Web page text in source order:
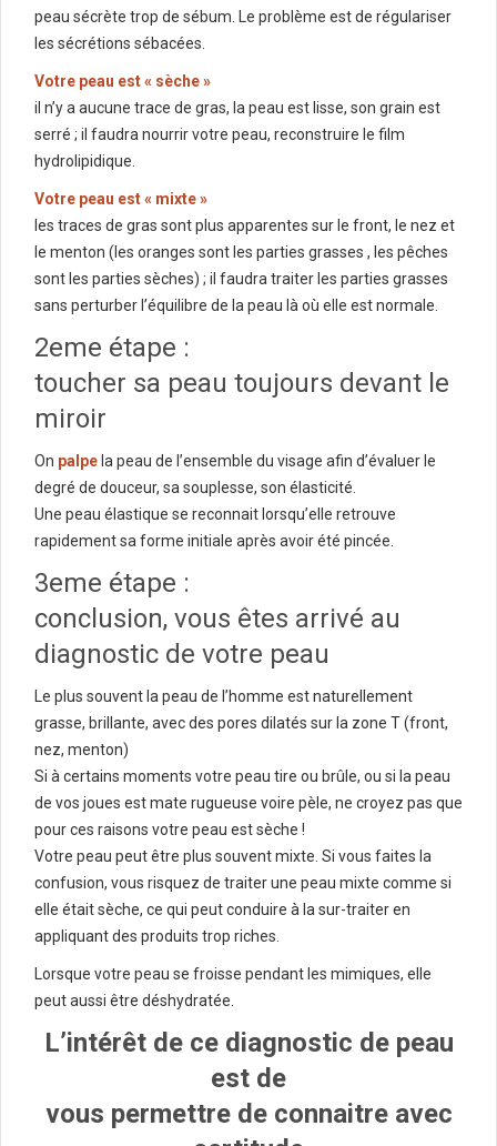
peau sécrète trop de sébum. Le problème est de régulariser
les sécrétions sébacées.
Votre peau est « sèche »
il n’y a aucune trace de gras, la peau est lisse, son grain est
serré ; il faudra nourrir votre peau, reconstruire le film
hydrolipidique.
Votre peau est « mixte »
les traces de gras sont plus apparentes sur le front, le nez et
le menton (les oranges sont les parties grasses , les pêches
sont les parties sèches) ; il faudra traiter les parties grasses
sans perturber l’équilibre de la peau là où elle est normale.
2eme étape :
toucher sa peau toujours devant le
miroir
On palpe la peau de l’ensemble du visage afin d’évaluer le
degré de douceur, sa souplesse, son élasticité.
Une peau élastique se reconnait lorsqu’elle retrouve
rapidement sa forme initiale après avoir été pincée.
3eme étape :
conclusion, vous êtes arrivé au
diagnostic de votre peau
Le plus souvent la peau de l’homme est naturellement
grasse, brillante, avec des pores dilatés sur la zone T (front,
nez, menton)
Si à certains moments votre peau tire ou brûle, ou si la peau
de vos joues est mate rugueuse voire pèle, ne croyez pas que
pour ces raisons votre peau est sèche !
Votre peau peut être plus souvent mixte. Si vous faites la
confusion, vous risquez de traiter une peau mixte comme si
elle était sèche, ce qui peut conduire à la sur-traiter en
appliquant des produits trop riches.
Lorsque votre peau se froisse pendant les mimiques, elle
peut aussi être déshydratée.
L’intérêt de ce diagnostic de peau
est de
vous permettre de connaitre avec